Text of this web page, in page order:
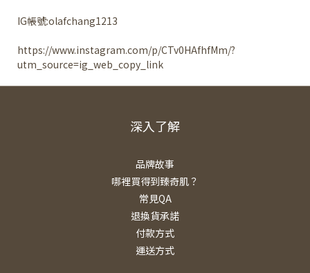
IG帳號:olafchang1213
https://www.instagram.com/p/CTv0HAfhfMm/?
utm_source=ig_web_copy_link
深入了解
品牌故事
哪裡買得到臻奇肌？
常見QA
退換貨承諾
付款方式
運送方式